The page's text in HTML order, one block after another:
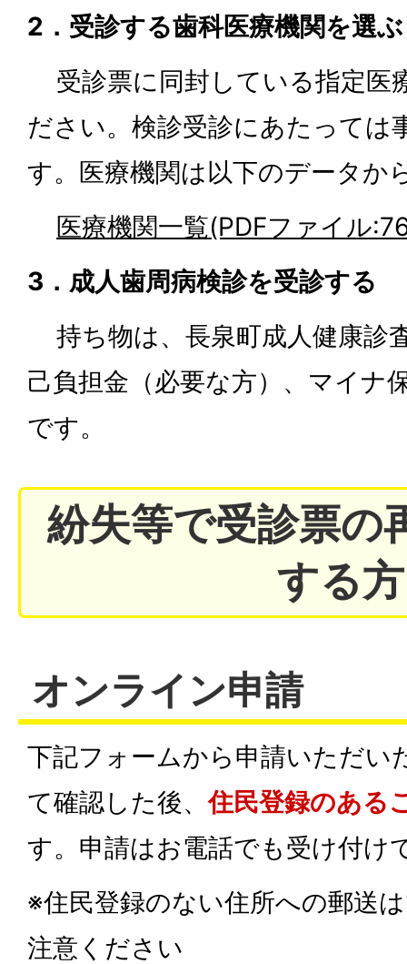
2．受診する歯科医療機関を選ぶ
受診票に同封している指定医
ださい。検診受診にあたっては
す。医療機関は以下のデータか
医療機関一覧(PDFファイル
3．成人歯周病検診を受診する
持ち物は、長泉町成人健康診
己負担金（必要な方）、マイナ
です。
紛失等で受診票の
する方
オンライン申請
下記フォームから申請いただい
て確認した後、住民登録のある
す。申請はお電話でも受け付け
※住民登録のない住所への郵送
注意ください